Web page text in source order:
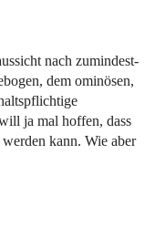
nach zumindest-
dem ominösen,
ja mal hoffen, dass
kann. Wie aber